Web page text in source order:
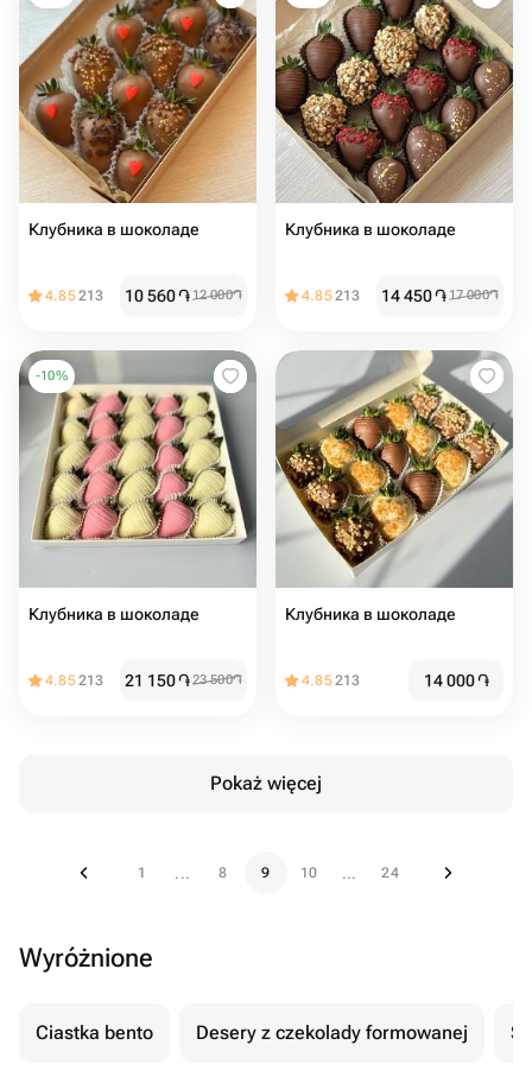
Клубника в шоколаде
4.85213 10 560֏12 000֏
Клубника в шоколаде
4.85213 14 450֏17 000֏
-10%
Клубника в шоколаде
4.85213 21 150֏23 500֏
Клубника в шоколаде
4.85213 14 000֏
Pokaż więcej
1 ... 8 9 10 ... 24
Wyróżnione
Ciastka bento Desery z czekolady formowanej